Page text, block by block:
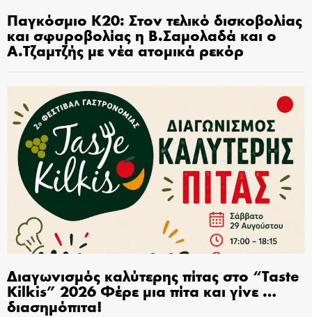
Παγκόσμιο Κ20: Στον τελικό δισκοβολίας
και σφυροβολίας η Β.Σαμολαδά και ο
Α.Τζαμτζής με νέα ατομικά ρεκόρ
Διαγωνισμός καλύτερης πίτας στο “Taste
Kilkis” 2026 Φέρε μια πίτα και γίνε …
διασημόπιτα!